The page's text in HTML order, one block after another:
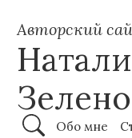
Авторский
Натали
Обо мне